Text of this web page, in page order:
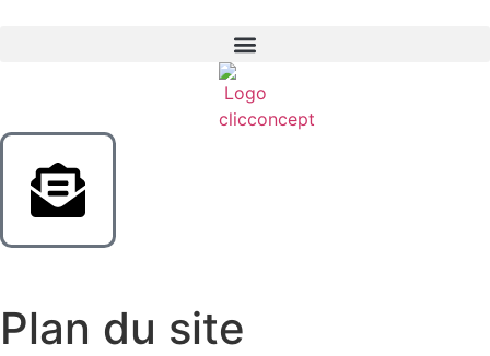
Plan du site